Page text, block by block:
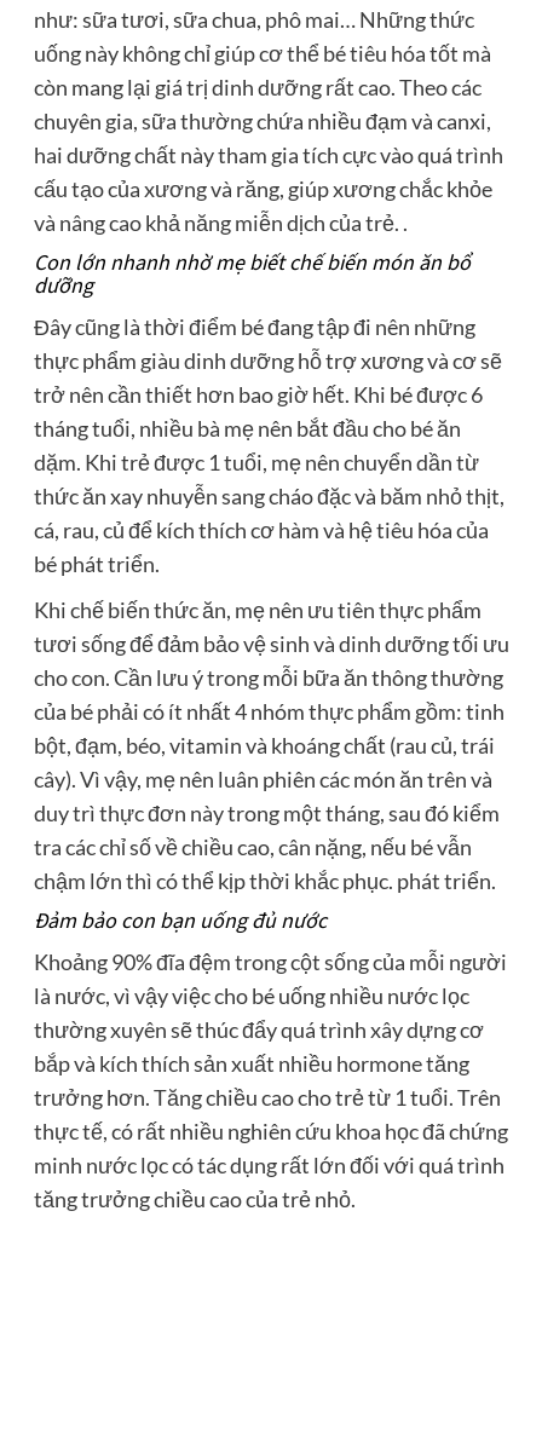
như: sữa tươi, sữa chua, phô mai… Những thức
uống này không chỉ giúp cơ thể bé tiêu hóa tốt mà
còn mang lại giá trị dinh dưỡng rất cao. Theo các
chuyên gia, sữa thường chứa nhiều đạm và canxi,
hai dưỡng chất này tham gia tích cực vào quá trình
cấu tạo của xương và răng, giúp xương chắc khỏe
và nâng cao khả năng miễn dịch của trẻ. .
Con lớn nhanh nhờ mẹ biết chế biến món ăn bổ
dưỡng
Đây cũng là thời điểm bé đang tập đi nên những
thực phẩm giàu dinh dưỡng hỗ trợ xương và cơ sẽ
trở nên cần thiết hơn bao giờ hết. Khi bé được 6
tháng tuổi, nhiều bà mẹ nên bắt đầu cho bé ăn
dặm. Khi trẻ được 1 tuổi, mẹ nên chuyển dần từ
thức ăn xay nhuyễn sang cháo đặc và băm nhỏ thịt,
cá, rau, củ để kích thích cơ hàm và hệ tiêu hóa của
bé phát triển.
Khi chế biến thức ăn, mẹ nên ưu tiên thực phẩm
tươi sống để đảm bảo vệ sinh và dinh dưỡng tối ưu
cho con. Cần lưu ý trong mỗi bữa ăn thông thường
của bé phải có ít nhất 4 nhóm thực phẩm gồm: tinh
bột, đạm, béo, vitamin và khoáng chất (rau củ, trái
cây). Vì vậy, mẹ nên luân phiên các món ăn trên và
duy trì thực đơn này trong một tháng, sau đó kiểm
tra các chỉ số về chiều cao, cân nặng, nếu bé vẫn
chậm lớn thì có thể kịp thời khắc phục. phát triển.
Đảm bảo con bạn uống đủ nước
Khoảng 90% đĩa đệm trong cột sống của mỗi người
là nước, vì vậy việc cho bé uống nhiều nước lọc
thường xuyên sẽ thúc đẩy quá trình xây dựng cơ
bắp và kích thích sản xuất nhiều hormone tăng
trưởng hơn. Tăng chiều cao cho trẻ từ 1 tuổi. Trên
thực tế, có rất nhiều nghiên cứu khoa học đã chứng
minh nước lọc có tác dụng rất lớn đối với quá trình
tăng trưởng chiều cao của trẻ nhỏ.